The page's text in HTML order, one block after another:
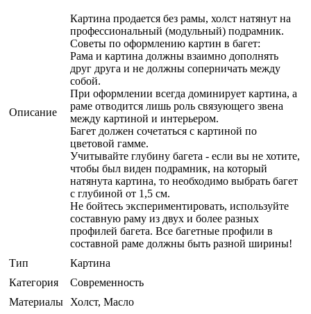
Описание
Картина продается без рамы, холст натянут на
профессиональный (модульный) подрамник.
Советы по оформлению картин в багет:
Рама и картина должны взаимно дополнять
друг друга и не должны соперничать между
собой.
При оформлении всегда доминирует картина, а
раме отводится лишь роль связующего звена
между картиной и интерьером.
Багет должен сочетаться с картиной по
цветовой гамме.
Учитывайте глубину багета - если вы не хотите,
чтобы был виден подрамник, на который
натянута картина, то необходимо выбрать багет
с глубиной от 1,5 см.
Не бойтесь экспериментировать, используйте
составную раму из двух и более разных
профилей багета. Все багетные профили в
составной раме должны быть разной ширины!
Тип
Картина
Категория
Современность
Материалы
Холст, Масло